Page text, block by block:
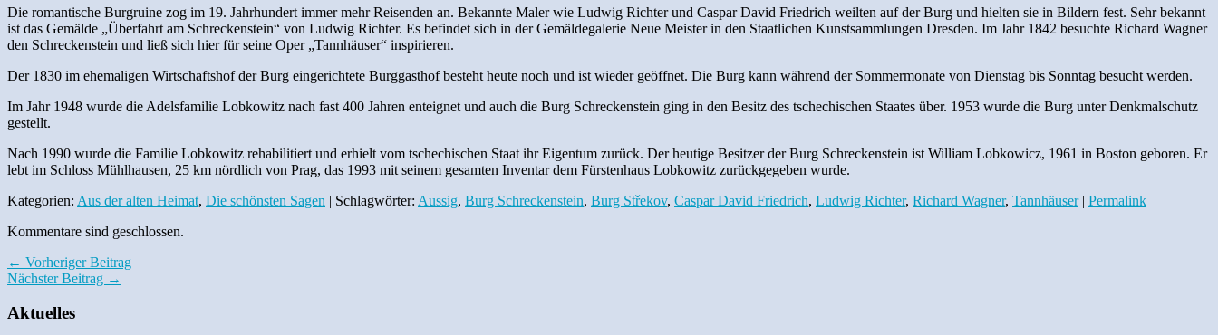
Die romantische Burgruine zog im 19. Jahrhundert immer mehr Reisenden an. Bekannte Maler wie Ludwig Richter und Caspar David Friedrich weilten auf der Burg und hielten sie in Bildern fest. Sehr bekannt
ist das Gemälde „Überfahrt am Schreckenstein“ von Ludwig Richter. Es befindet sich in der Gemäldegalerie Neue Meister in den Staatlichen Kunstsammlungen Dresden. Im Jahr 1842 besuchte Richard Wagner
den Schreckenstein und ließ sich hier für seine Oper „Tannhäuser“ inspirieren.
Der 1830 im ehemaligen Wirtschaftshof der Burg eingerichtete Burggasthof besteht heute noch und ist wieder geöffnet. Die Burg kann während der Sommermonate von Dienstag bis Sonntag besucht werden.
Im Jahr 1948 wurde die Adelsfamilie Lobkowitz nach fast 400 Jahren enteignet und auch die Burg Schreckenstein ging in den Besitz des tschechischen Staates über. 1953 wurde die Burg unter Denkmalschutz
gestellt.
Nach 1990 wurde die Familie Lobkowitz rehabilitiert und erhielt vom tschechischen Staat ihr Eigentum zurück. Der heutige Besitzer der Burg Schreckenstein ist William Lobkowicz, 1961 in Boston geboren. Er
lebt im Schloss Mühlhausen, 25 km nördlich von Prag, das 1993 mit seinem gesamten Inventar dem Fürstenhaus Lobkowitz zurückgegeben wurde.
Kategorien: Aus der alten Heimat, Die schönsten Sagen | Schlagwörter: Aussig, Burg Schreckenstein, Burg Střekov, Caspar David Friedrich, Ludwig Richter, Richard Wagner, Tannhäuser| Permalink
Kommentare sind geschlossen.
← Vorheriger Beitrag
Nächster Beitrag →
Aktuelles